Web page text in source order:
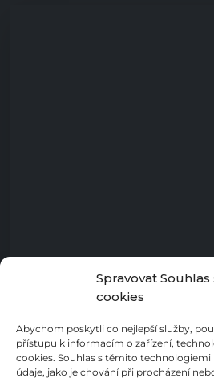
Spravovat Souhlas
cookies
Abychom poskytli co nejlepší služby,
přístupu k informacím o zařízení,
cookies. Souhlas s těmito
údaje, jako je chování při procházení